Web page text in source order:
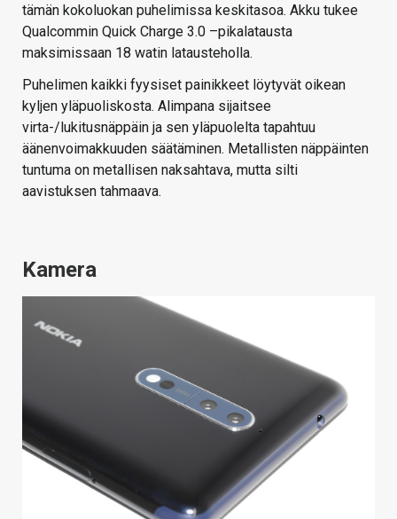
tämän kokoluokan puhelimissa keskitasoa. Akku tukee
Qualcommin Quick Charge 3.0 –pikalatausta
maksimissaan 18 watin latausteholla.
Puhelimen kaikki fyysiset painikkeet löytyvät oikean
kyljen yläpuoliskosta. Alimpana sijaitsee
virta-/lukitusnäppäin ja sen yläpuolelta tapahtuu
äänenvoimakkuuden säätäminen. Metallisten näppäinten
tuntuma on metallisen naksahtava, mutta silti
aavistuksen tahmaava.
Kamera